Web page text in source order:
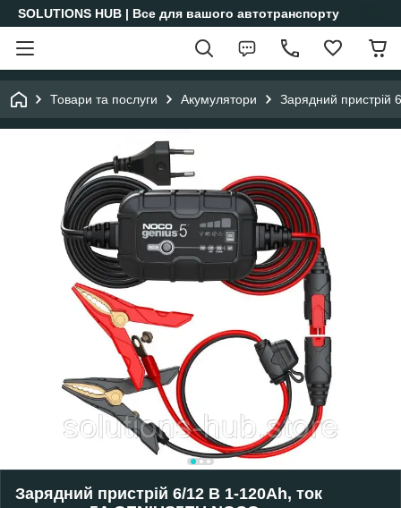
SOLUTIONS HUB | Все для вашого автотранспорту
Товари та послуги Акумулятори Зарядний пристрій
Зарядний пристрій 6/12 В 1-120Ah, ток